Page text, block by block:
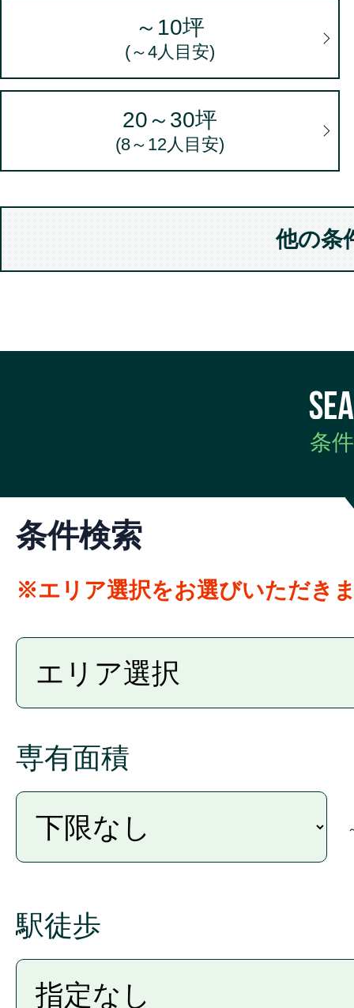
2.個人情報の利用目的
当社は、個人情報を下記利用
出稿者による商品の販売
キャンペーン・懸賞企画、ア
（電子メールによるものを
会員が投稿した情報の掲載
マーケティングデータの調
他の事業者等から個人情報の
託された業務の遂行
契約や法律等に基づく権利の
3.個人情報の第三者提供
的のために、第1条の個人情
きるものとします。個人情報
るとおりとします。当社は、
予約、購入を申し込まれた場
た個人情報につきましては、
となります。出稿者は、その
引後のお客様向けメールマガ
～10坪
(～4人目安)
20～30坪
(8～12人目安)
他の条
条
条件検索
※エリア選択をお選びいただき
専有面積
駅徒歩